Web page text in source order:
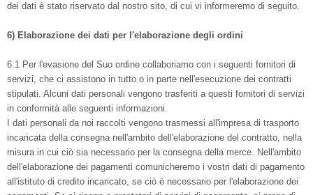
dei dati è stato riservato dal nostro sito, di cui vi informeremo di seguito.
6) Elaborazione dei dati per l'elaborazione degli ordini
6.1 Per l'evasione del Suo ordine collaboriamo con i seguenti fornitori di
servizi, che ci assistono in tutto o in parte nell'esecuzione dei contratti
stipulati. Alcuni dati personali vengono trasferiti a questi fornitori di servizi
in conformità alle seguenti informazioni.
I dati personali da noi raccolti vengono trasmessi all'impresa di trasporto
incaricata della consegna nell'ambito dell'elaborazione del contratto, nella
misura in cui ciò sia necessario per la consegna della merce. Nell'ambito
dell'elaborazione dei pagamenti comunicheremo i vostri dati di pagamento
all'istituto di credito incaricato, se ciò è necessario per l'elaborazione dei